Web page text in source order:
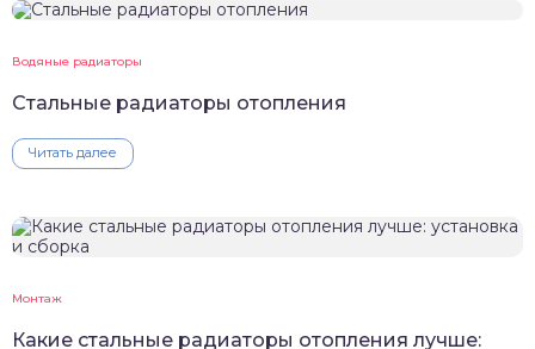
Водяные радиаторы
Стальные радиаторы отопления
Читать далее
Монтаж
Какие стальные радиаторы отопления лучше: